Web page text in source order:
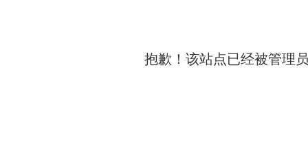
抱歉！该站点已经被管理